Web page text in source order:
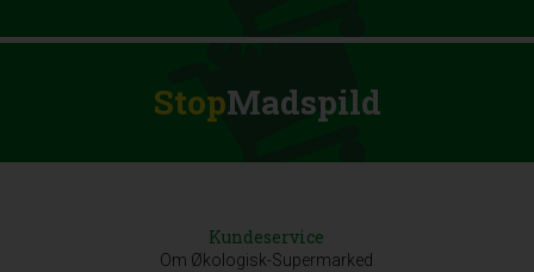
StopMadspild
Kundeservice
Om Økologisk-Supermarked